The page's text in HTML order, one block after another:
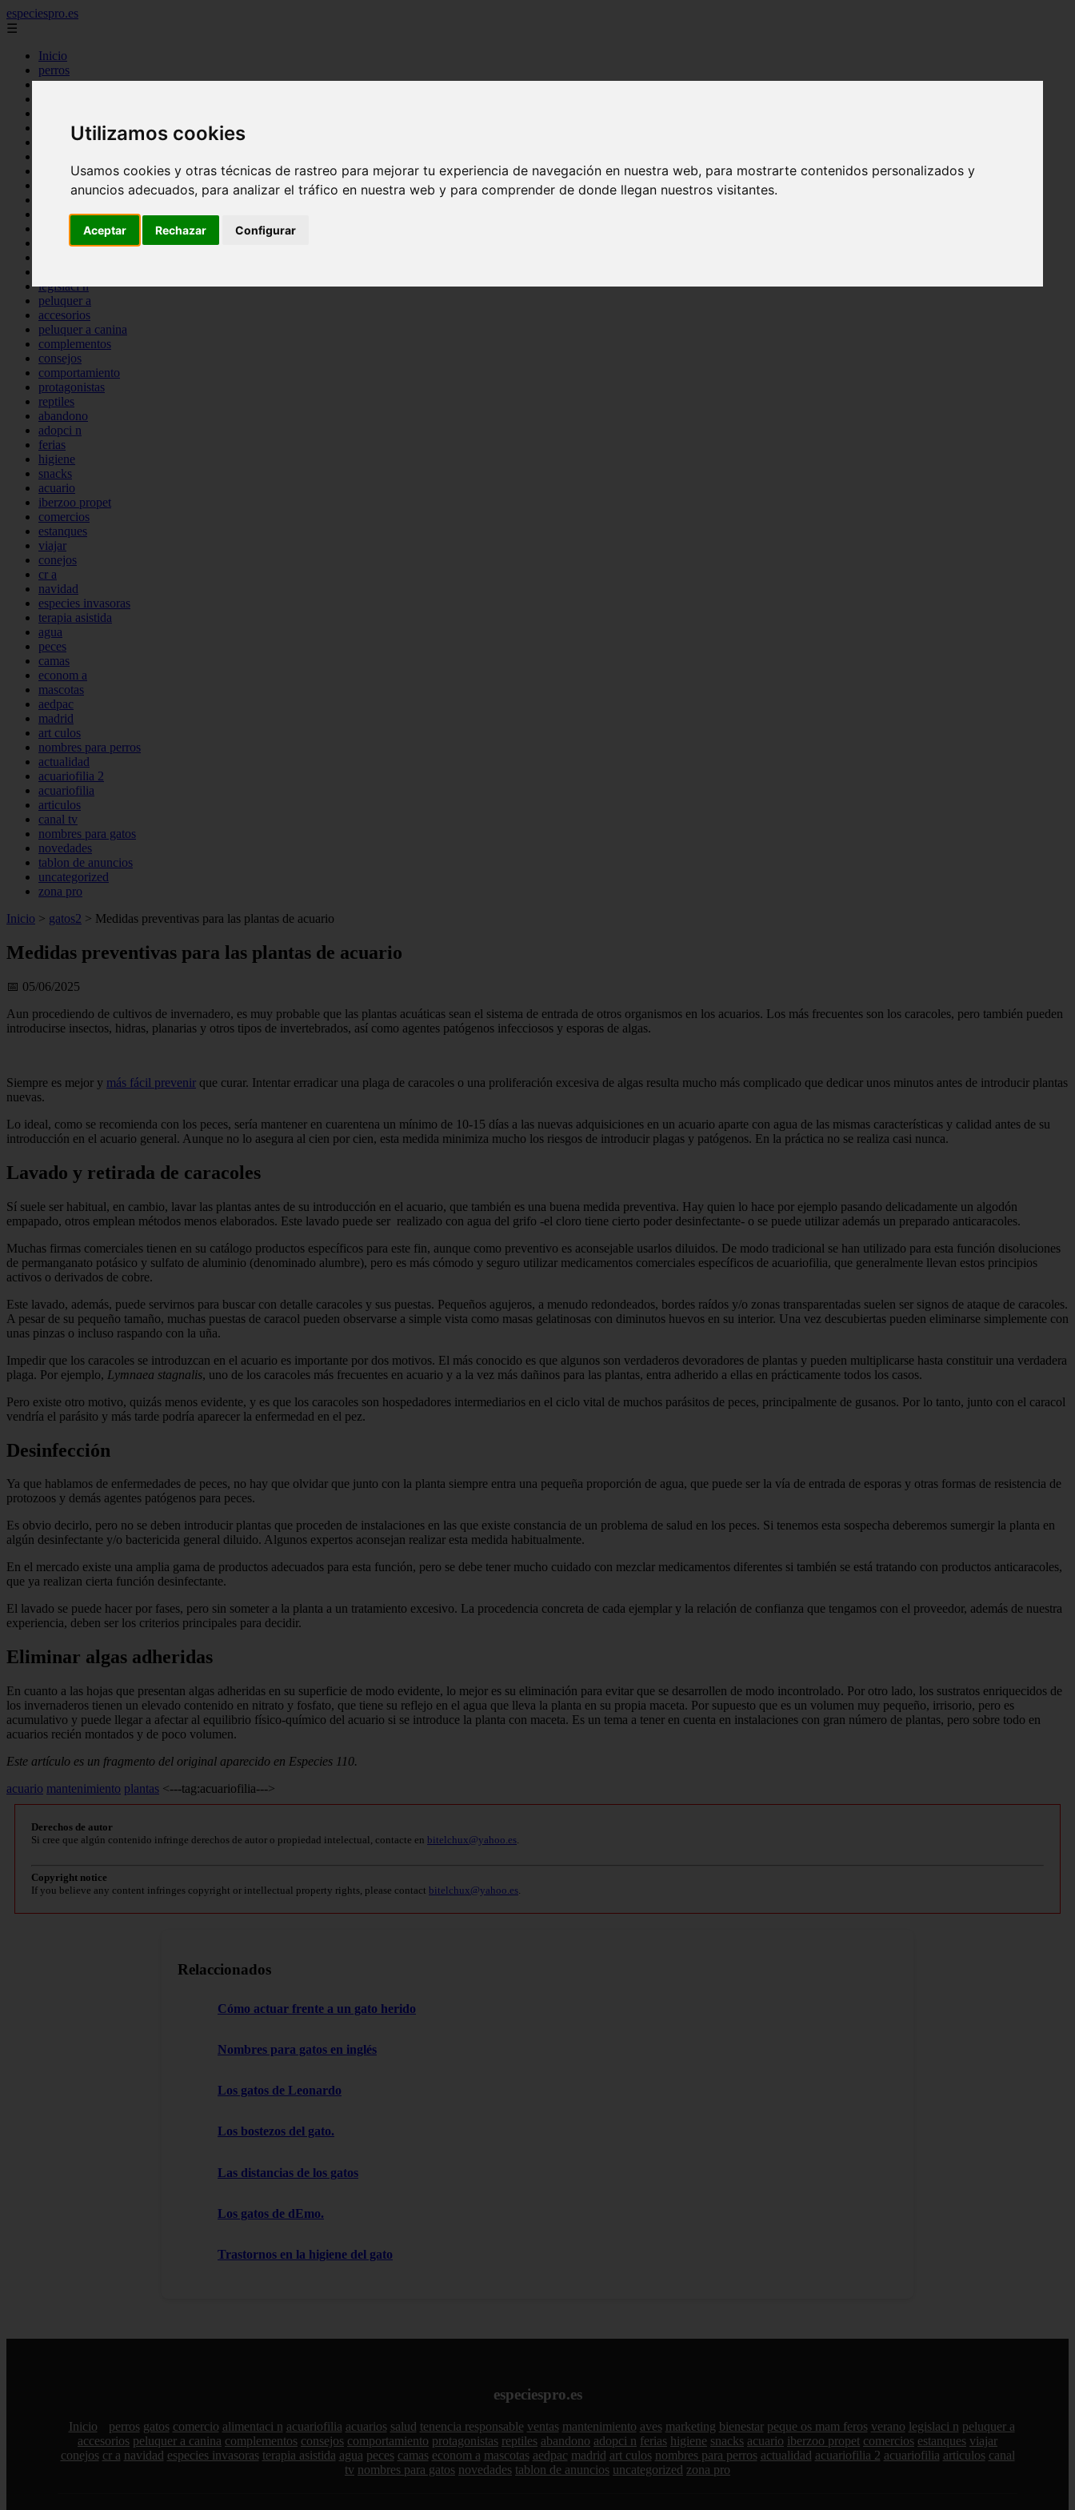
Utilizamos cookies
Usamos cookies y otras técnicas de rastreo para mejorar tu experiencia de navegación en nuestra web, para mostrarte contenidos personalizados y
anuncios adecuados, para analizar el tráfico en nuestra web y para comprender de donde llegan nuestros visitantes.
Aceptar Rechazar Configurar
especiespro.es
☰
Inicio
perros
gatos
acuariofilia
acuarios
tenencia responsable
mantenimiento
marketing
bienestar
legislaci n
peluquer a
accesorios
peluquer a canina
complementos
consejos
comportamiento
protagonistas
reptiles
abandono
adopci n
ferias
higiene
snacks
acuario
iberzoo propet
comercios
estanques
viajar
conejos
cr a
navidad
especies invasoras
terapia asistida
agua
peces
camas
econom a
mascotas
aedpac
madrid
art culos
nombres para perros
actualidad
acuariofilia 2
acuariofilia
articulos
canal tv
nombres para gatos
novedades
tablon de anuncios
uncategorized
zona pro
Inicio > gatos2 > Medidas preventivas para las plantas de acuario
Medidas preventivas para las plantas de acuario
📅 05/06/2025
Aun procediendo de cultivos de invernadero, es muy probable que las plantas acuáticas sean el sistema de entrada de otros organismos en los acuarios. Los más frecuentes son los caracoles, pero también pueden
introducirse insectos, hidras, planarias y otros tipos de invertebrados, así como agentes patógenos infecciosos y esporas de algas.
Siempre es mejor y más fácil prevenir que curar. Intentar erradicar una plaga de caracoles o una proliferación excesiva de algas resulta mucho más complicado que dedicar unos minutos antes de introducir plantas
nuevas.
Lo ideal, como se recomienda con los peces, sería mantener en cuarentena un mínimo de 10-15 días a las nuevas adquisiciones en un acuario aparte con agua de las mismas características y calidad antes de su
introducción en el acuario general. Aunque no lo asegura al cien por cien, esta medida minimiza mucho los riesgos de introducir plagas y patógenos. En la práctica no se realiza casi nunca.
Lavado y retirada de caracoles
Sí suele ser habitual, en cambio, lavar las plantas antes de su introducción en el acuario, que también es una buena medida preventiva. Hay quien lo hace por ejemplo pasando delicadamente un algodón
empapado, otros emplean métodos menos elaborados. Este lavado puede ser realizado con agua del grifo -el cloro tiene cierto poder desinfectante- o se puede utilizar además un preparado anticaracoles.
Muchas firmas comerciales tienen en su catálogo productos específicos para este fin, aunque como preventivo es aconsejable usarlos diluidos. De modo tradicional se han utilizado para esta función disoluciones
de permanganato potásico y sulfato de aluminio (denominado alumbre), pero es más cómodo y seguro utilizar medicamentos comerciales específicos de acuariofilia, que generalmente llevan estos principios
activos o derivados de cobre.
Este lavado, además, puede servirnos para buscar con detalle caracoles y sus puestas. Pequeños agujeros, a menudo redondeados, bordes raídos y/o zonas transparentadas suelen ser signos de ataque de caracoles.
A pesar de su pequeño tamaño, muchas puestas de caracol pueden observarse a simple vista como masas gelatinosas con diminutos huevos en su interior. Una vez descubiertas pueden eliminarse simplemente con
unas pinzas o incluso raspando con la uña.
Impedir que los caracoles se introduzcan en el acuario es importante por dos motivos. El más conocido es que algunos son verdaderos devoradores de plantas y pueden multiplicarse hasta constituir una verdadera
plaga. Por ejemplo, Lymnaea stagnalis, uno de los caracoles más frecuentes en acuario y a la vez más dañinos para las plantas, entra adherido a ellas en prácticamente todos los casos.
Pero existe otro motivo, quizás menos evidente, y es que los caracoles son hospedadores intermediarios en el ciclo vital de muchos parásitos de peces, principalmente de gusanos. Por lo tanto, junto con el caracol
vendría el parásito y más tarde podría aparecer la enfermedad en el pez.
Desinfección
Ya que hablamos de enfermedades de peces, no hay que olvidar que junto con la planta siempre entra una pequeña proporción de agua, que puede ser la vía de entrada de esporas y otras formas de resistencia de
protozoos y demás agentes patógenos para peces.
Es obvio decirlo, pero no se deben introducir plantas que proceden de instalaciones en las que existe constancia de un problema de salud en los peces. Si tenemos esta sospecha deberemos sumergir la planta en
algún desinfectante y/o bactericida general diluido. Algunos expertos aconsejan realizar esta medida habitualmente.
En el mercado existe una amplia gama de productos adecuados para esta función, pero se debe tener mucho cuidado con mezclar medicamentos diferentes si también se está tratando con productos anticaracoles,
que ya realizan cierta función desinfectante.
El lavado se puede hacer por fases, pero sin someter a la planta a un tratamiento excesivo. La procedencia concreta de cada ejemplar y la relación de confianza que tengamos con el proveedor, además de nuestra
experiencia, deben ser los criterios principales para decidir.
Eliminar algas adheridas
En cuanto a las hojas que presentan algas adheridas en su superficie de modo evidente, lo mejor es su eliminación para evitar que se desarrollen de modo incontrolado. Por otro lado, los sustratos enriquecidos de
los invernaderos tienen un elevado contenido en nitrato y fosfato, que tiene su reflejo en el agua que lleva la planta en su propia maceta. Por supuesto que es un volumen muy pequeño, irrisorio, pero es
acumulativo y puede llegar a afectar al equilibrio físico-químico del acuario si se introduce la planta con maceta. Es un tema a tener en cuenta en instalaciones con gran número de plantas, pero sobre todo en
acuarios recién montados y de poco volumen.
Este artículo es un fragmento del original aparecido en Especies 110.
acuario mantenimiento plantas <---tag:acuariofilia--->
Derechos de autor
Si cree que algún contenido infringe derechos de autor o propiedad intelectual, contacte en bitelchux@yahoo.es.
Copyright notice
If you believe any content infringes copyright or intellectual property rights, please contact bitelchux@yahoo.es.
Relaccionados
Cómo actuar frente a un gato herido
Nombres para gatos en inglés
Los gatos de Leonardo
Los bostezos del gato.
Las distancias de los gatos
Los gatos de dEmo.
Trastornos en la higiene del gato
especiespro.es
Inicio perros gatos comercio alimentaci n acuariofilia acuarios salud tenencia responsable ventas mantenimiento aves marketing bienestar peque os mam feros verano legislaci n peluquer a
accesorios peluquer a canina complementos consejos comportamiento protagonistas reptiles abandono adopci n ferias higiene snacks acuario iberzoo propet comercios estanques viajar
conejos cr a navidad especies invasoras terapia asistida agua peces camas econom a mascotas aedpac madrid art culos nombres para perros actualidad acuariofilia 2 acuariofilia articulos canal
tv nombres para gatos novedades tablon de anuncios uncategorized zona pro